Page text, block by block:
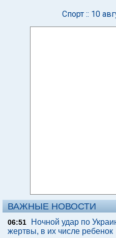
Спорт :: 10
ВАЖНЫЕ НОВОСТИ
06:51
Ночной удар по
жертвы, в их числе ребенок